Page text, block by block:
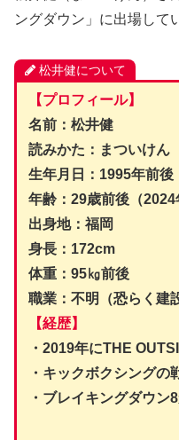
ングダウン」に出場して
松井健について
【プロフィール】
名前：松井健
読みかた：まついけん
生年月日：1995年前後
年齢：29歳前後（2024
出身地：福岡
身長：172cm
体重：95㎏前後
職業：不明（恐らく建
【経歴】
・2019年にTHE
・キックボクシングの
・ブレイキングダウン